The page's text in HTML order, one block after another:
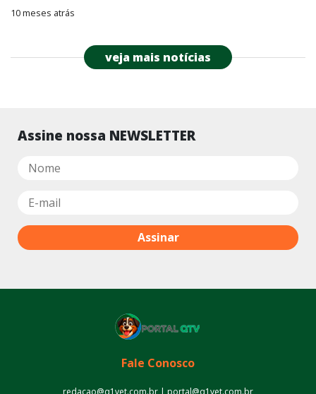
10 meses atrás
veja mais notícias
Assine nossa NEWSLETTER
Fale Conosco
redacao@q1vet.com.br | portal@q1vet.com.br